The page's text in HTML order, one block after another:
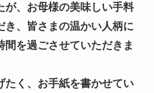
が、お母様の美味しい手料
き、皆さまの温かい人柄に
間を過ごさせていただきま
たく、お手紙を書かせてい